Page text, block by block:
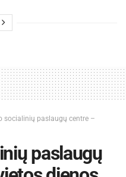
socialinių paslaugų centre –
paslaugų